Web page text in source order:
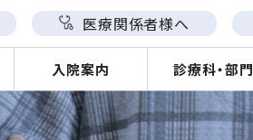
入院案内 診療科・部門
医療関係者様へ